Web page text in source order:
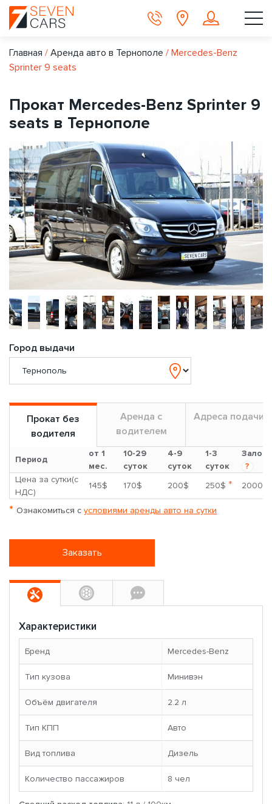
Главная / Аренда авто в Тернополе / Mercedes-Benz
Sprinter 9 seats
Прокат Mercedes-Benz Sprinter 9
seats в Тернополе
Город выдачи
Прокат без
водителя
Аренда с
водителем
Адреса подачи
Период
от 1
мес.
10-29
суток
4-9
суток
1-3
суток
Залог
?
Цена за сутки(с
НДС)
145$ 170$ 200$ 250$ * 2000$
* Ознакомиться с условиями аренды авто на сутки
Заказать
Характеристики
Бренд Mercedes-Benz
Тип кузова Минивэн
Объём двигателя 2.2 л
Тип КПП Авто
Вид топлива Дизель
Количество пассажиров 8 чел